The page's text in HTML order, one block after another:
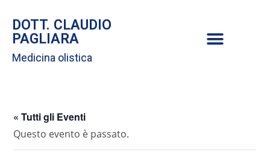
DOTT. CLAUDIO
PAGLIARA
Medicina olistica
« Tutti gli Eventi
Questo evento è passato.